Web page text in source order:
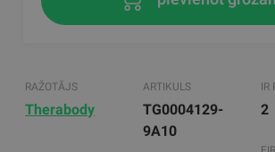
RAŽOTĀJS
Therabody
ARTIKULS
TG0004129-
9A10
IR
2